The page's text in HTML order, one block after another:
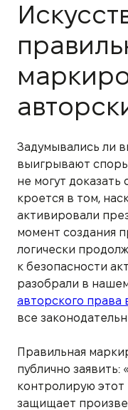
Задумывались ли
выигрывают споры
не могут доказать
кроется в том,
активировали
момент создания
логически
к безопасности
разобрали в
авторского права
все
Правильная
публично
контролирую этот
защищает